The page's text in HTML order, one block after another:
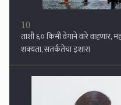
सुप्रिया सुळे राष्ट्रवादीच्या
बैठकीत काय घडले?